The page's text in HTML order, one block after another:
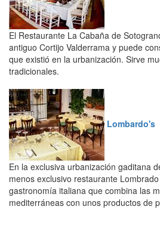
El Restaurante La Cabaña de
antiguo Cortijo Valderrama y puede
que existió en la urbanización. Sirve
tradicionales.
Lombardo's
En la exclusiva urbanización gaditana
menos exclusivo restaurante
gastronomía italiana que combina las
mediterráneas con unos productos de